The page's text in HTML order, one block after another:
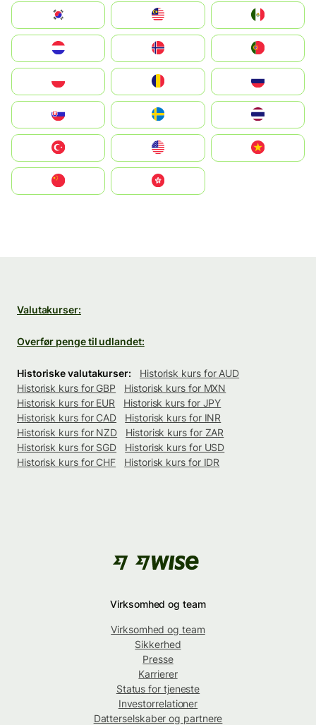
South Korea
United States
中國香港特別行政區
Valutakurser:
Overfør penge til udlandet:
Historiske valutakurser:
Historisk kurs for AUD
Historisk kurs for GBP
Historisk kurs for MXN
Historisk kurs for EUR
Historisk kurs for JPY
Historisk kurs for CAD
Historisk kurs for INR
Historisk kurs for NZD
Historisk kurs for ZAR
Historisk kurs for SGD
Historisk kurs for USD
Historisk kurs for CHF
Historisk kurs for IDR
Virksomhed og team
Virksomhed og team
Sikkerhed
Presse
Karrierer
Status for tjeneste
Investorrelationer
Datterselskaber og partnere